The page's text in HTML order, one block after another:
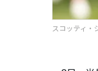
スコッティ・